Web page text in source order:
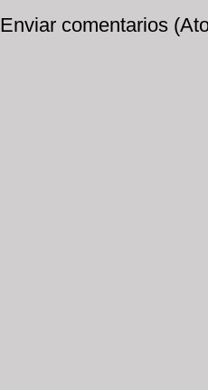
Enviar comentarios